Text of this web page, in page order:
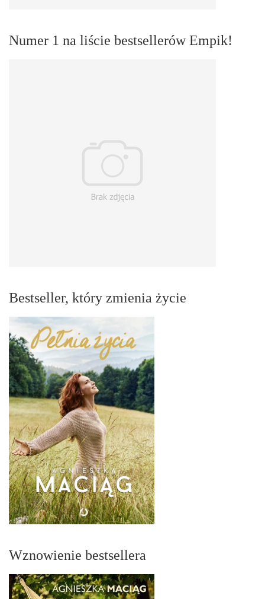
Numer 1 na liście bestsellerów Empik!
Bestseller, który zmienia życie
Wznowienie bestsellera